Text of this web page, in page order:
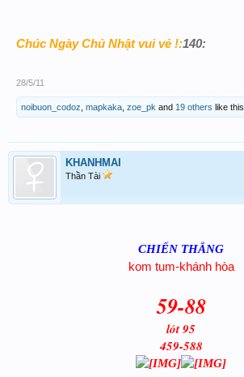
Chúc Ngày Chủ Nhật vui vẻ !:140:
28/5/11
noibuon_codoz mapkaka zoe_pk and 19 others like this.
KHANHMAI
Thần Tài
CHIẾN THẮNG
kom tum-khánh hòa
59-88
lót 95
459-588